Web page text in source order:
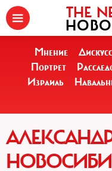
THE
Мнение
Портрет
Израиль